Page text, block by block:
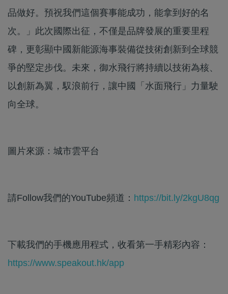
品做好。預祝我們這個賽事能成功，能拿到好的名
次。」此次國際出征，不僅是品牌發展的重要里程
碑，更彰顯中國新能源海事裝備從技術創新到全球競
爭的堅定步伐。未來，御水飛行將持續以技術為核、
以創新為翼，馭浪前行，讓中國「水面飛行」力量駛
向全球。
圖片來源：城市雲平台
請Follow我們的YouTube頻道： https://bit.ly/2kgU8qg
下載我們的手機應用程式，收看第一手精彩內容：
https://www.speakout.hk/app